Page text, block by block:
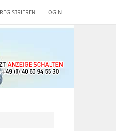
REGISTRIEREN LOGIN